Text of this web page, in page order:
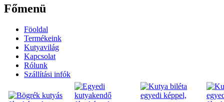
Főmenü
Föoldal
Termékeink
Kutyavilág
Kapcsolat
Rólunk
Szállítási infók